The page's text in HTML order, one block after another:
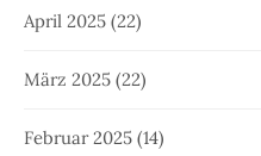
April 2025 (22)
März 2025 (22)
Februar 2025 (14)